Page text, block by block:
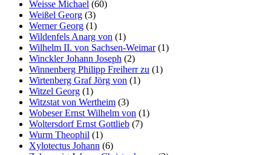
Weisse Michael (60)
Weißel Georg (3)
Werner Georg (1)
Wildenfels Anarg von (1)
Wilhelm II. von Sachsen-Weimar(1)
Winckler Johann Joseph (2)
Winnenberg Philipp Freiherr zu (1)
Wirtenberg Graf Jörg von (1)
Witzel Georg (1)
Witzstat von Wertheim (3)
Wobeser Ernst Wilhelm von (1)
Woltersdorf Ernst Gottlieb (7)
Wurm Theophil (1)
Xylotectus Johann (6)